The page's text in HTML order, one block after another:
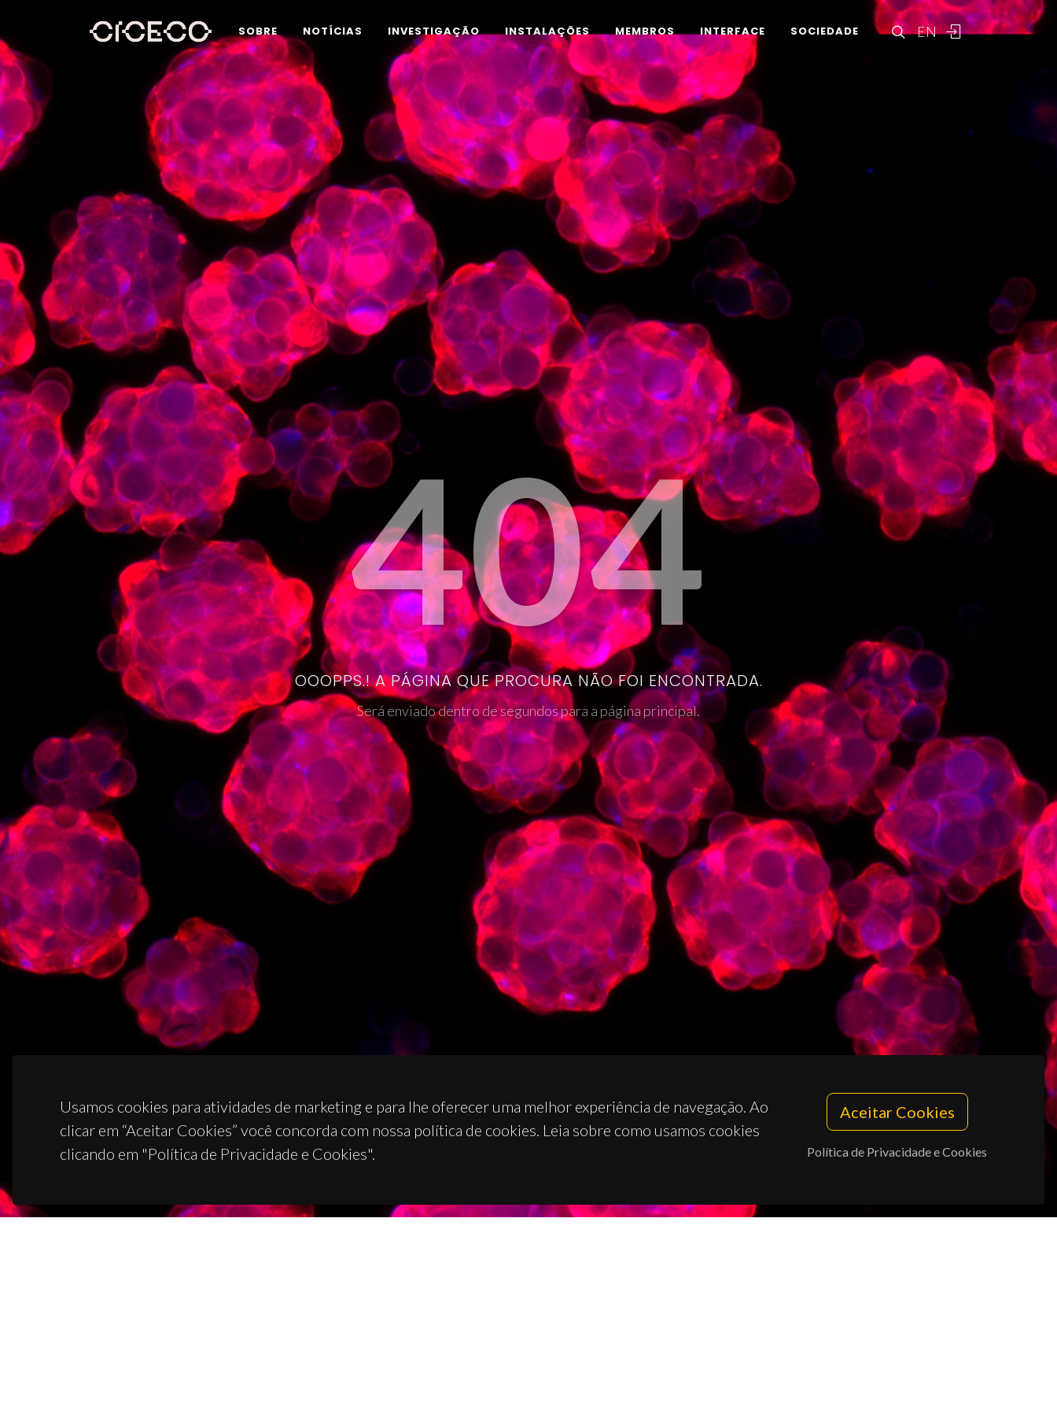
EN
SOBRE NOTÍCIAS INVESTIGAÇÃO INSTALAÇÕES MEMBROS INTERFACE SOCIEDADE
404
OOOPPS.! A PÁGINA QUE PROCURA NÃO FOI ENCONTRADA.
Será enviado dentro de segundos para a página principal.
Usamos cookies para atividades de marketing e para lhe oferecer uma melhor experiência de navegação. Ao
clicar em “Aceitar Cookies” você concorda com nossa política de cookies. Leia sobre como usamos cookies
clicando em "Política de Privacidade e Cookies".
Aceitar Cookies
Política de Privacidade e Cookies